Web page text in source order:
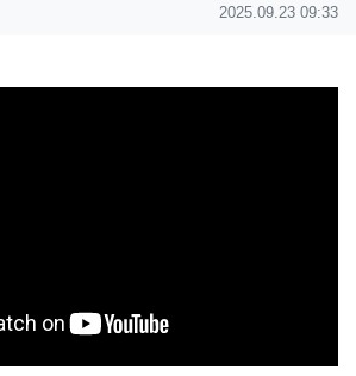
작성일
2025.09.23 09:33